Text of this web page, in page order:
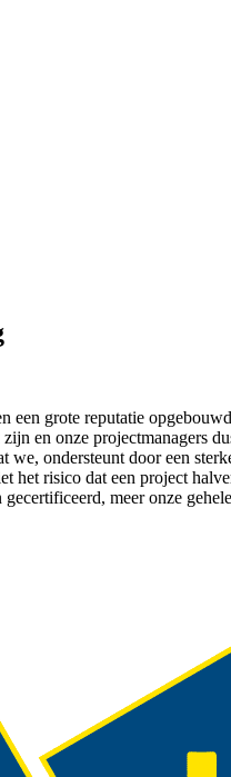
een grote reputatie
en onze projectmanagers
ondersteunt door een
het risico dat een project
meer onze